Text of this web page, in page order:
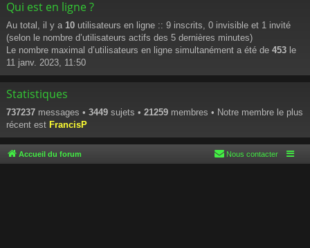
Qui est en ligne ?
Au total, il y a 10 utilisateurs en ligne :: 9 inscrits, 0 invisible et 1 invité
(selon le nombre d’utilisateurs actifs des 5 dernières minutes)
Le nombre maximal d’utilisateurs en ligne simultanément a été de 453 le
11 janv. 2023, 11:50
Statistiques
737237 messages • 3449 sujets • 21259 membres • Notre membre le plus
récent est FrancisP
Accueil du forum Nous contacter